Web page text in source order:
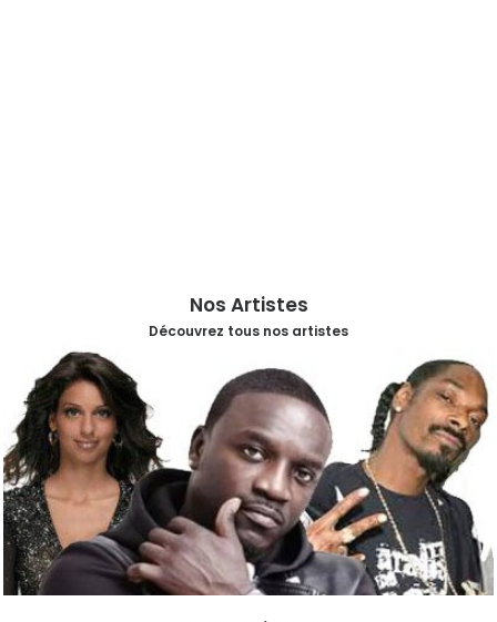
Nos Artistes
Découvrez tous nos artistes